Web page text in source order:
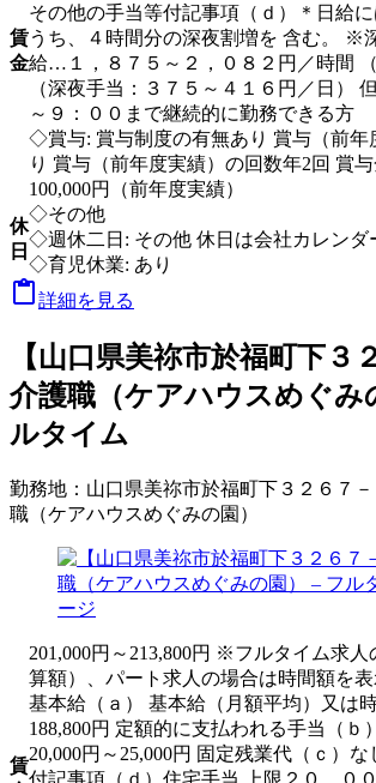
賃
金
その他の手当等付記事項（ｄ）＊日給
うち、４時間分の深夜割増を 含む。 ※
給…１，８７５～２，０８２円／時間 （
（深夜手当：３７５～４１６円／日）
～９：００まで継続的に勤務できる方
◇賞与: 賞与制度の有無あり 賞与（前年
り 賞与（前年度実績）の回数年2回 賞与
100,000円（前年度実績）
休
日
◇その他
◇週休二日: その他 休日は会社カレンダ
◇育児休業: あり
詳細を見る
【山口県美祢市於福町下３
介護職（ケアハウスめぐみ
ルタイム
勤務地： 山口県美祢市於福町下３２６７－
職（ケアハウスめぐみの園）
賃
201,000円～213,800円 ※フルタイム求
算額）、パート求人の場合は時間額を表
基本給（ａ） 基本給（月額平均）又は
188,800円 定額的に支払われる手当（ｂ
20,000円～25,000円 固定残業代（ｃ）